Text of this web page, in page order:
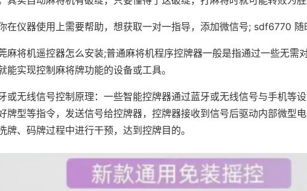
在仪器使用上需要帮助，想获取一对一指导，添加微信号; sdf6770 随
麻将机遥控器怎么安装;普通麻将机程序控牌器一般是指通过一些无需
能实现控制麻将牌功能的设备或工具。
或无线信号控制原理：一些智能控牌器通过蓝牙或无线信号与手机等
牌型等指令，发送信号给控牌器，控牌器接收到信号后驱动内部微型
牌、码牌过程中进行干预，达到控牌目的。